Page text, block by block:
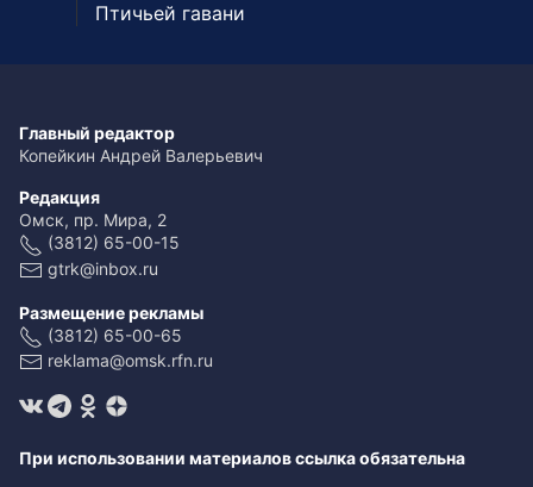
Птичьей гавани
Главный редактор
Копейкин Андрей Валерьевич
Редакция
Омск, пр. Мира, 2
(3812) 65-00-15
gtrk@inbox.ru
Размещение рекламы
(3812) 65-00-65
reklama@omsk.rfn.ru
При использовании материалов ссылка обязательна